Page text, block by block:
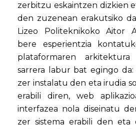
zerbitzu eskaintzen dizkien
den zuzenean erakutsiko
Lizeo Politeknikoko Aitor
bere esperientzia
plataformaren
sarrera labur bat egingo da:
zer instalatu den eta irudia
erabili diren, web
interfazea nola diseinatu
zer sistema erabili den eta